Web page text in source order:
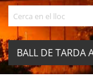
BALL DE TARDA